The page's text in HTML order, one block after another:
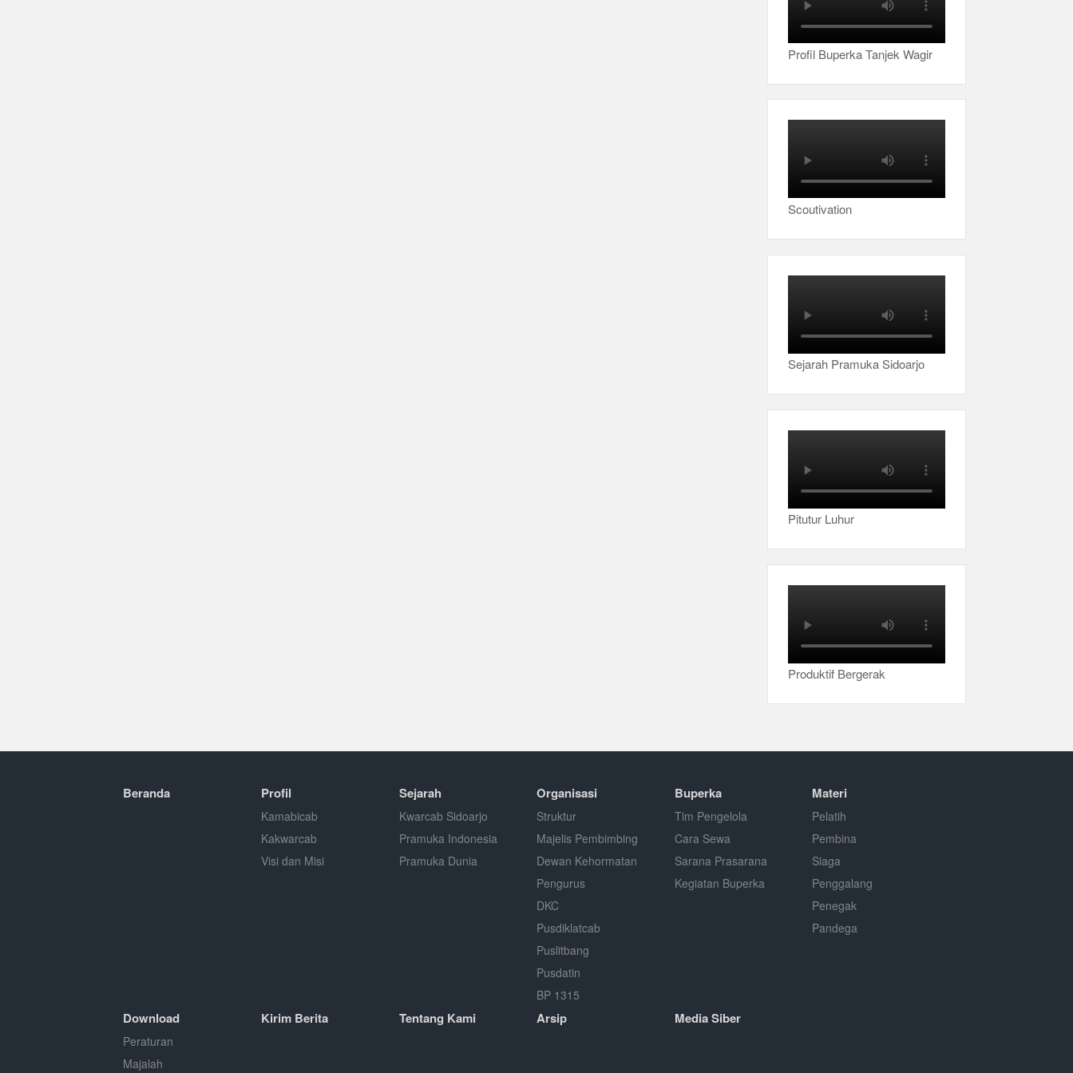
Profil Buperka Tanjek Wagir
Scoutivation
Sejarah Pramuka Sidoarjo
Pitutur Luhur
Produktif Bergerak
Beranda Profil
Kamabicab
Kakwarcab
Visi dan Misi
Sejarah
Kwarcab Sidoarjo
Pramuka Indonesia
Pramuka Dunia
Organisasi
Struktur
Majelis Pembimbing
Dewan Kehormatan
Pengurus
DKC
Pusdiklatcab
Puslitbang
Pusdatin
BP 1315
Buperka
Tim Pengelola
Cara Sewa
Sarana Prasarana
Kegiatan Buperka
Materi
Pelatih
Pembina
Siaga
Penggalang
Penegak
Pandega
Download
Peraturan
Majalah
Kirim Berita Tentang Kami Arsip Media Siber